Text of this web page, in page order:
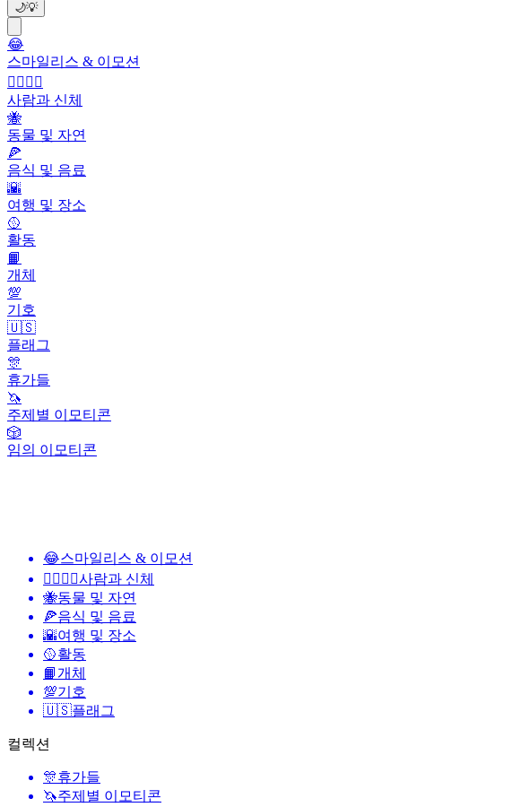
🌙💡
😂
스마일리스 & 이모션
👩‍❤️‍💋‍👨
사람과 신체
🐝
동물 및 자연
🍕
음식 및 음료
🌇
여행 및 장소
🥎
활동
📙
개체
💯
기호
🇺🇸
플래그
🎊
휴가들
🦄
주제별 이모티콘
🎲
임의 이모티콘
😂스마일리스 & 이모션
👩‍❤️‍💋‍👨사람과 신체
🐝동물 및 자연
🍕음식 및 음료
🌇여행 및 장소
🥎활동
📙개체
💯기호
🇺🇸플래그
컬렉션
🎊휴가들
🦄주제별 이모티콘